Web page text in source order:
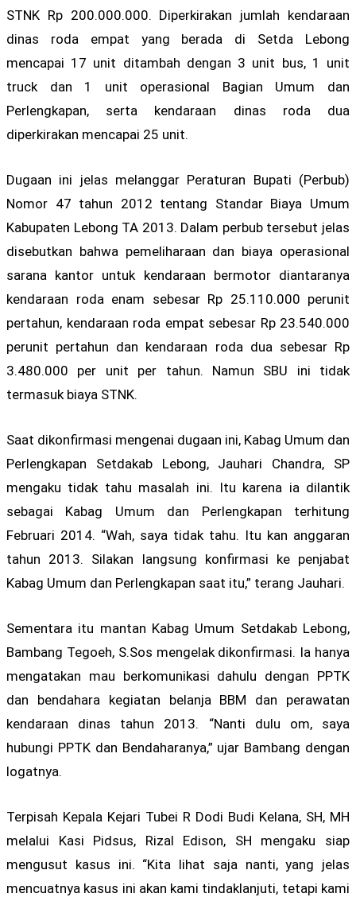
STNK Rp 200.000.000. Diperkirakan jumlah kendaraan
dinas roda empat yang berada di Setda Lebong
mencapai 17 unit ditambah dengan 3 unit bus, 1 unit
truck dan 1 unit operasional Bagian Umum dan
Perlengkapan, serta kendaraan dinas roda dua
diperkirakan mencapai 25 unit.
Dugaan ini jelas melanggar Peraturan Bupati (Perbub)
Nomor 47 tahun 2012 tentang Standar Biaya Umum
Kabupaten Lebong TA 2013. Dalam perbub tersebut jelas
disebutkan bahwa pemeliharaan dan biaya operasional
sarana kantor untuk kendaraan bermotor diantaranya
kendaraan roda enam sebesar Rp 25.110.000 perunit
pertahun, kendaraan roda empat sebesar Rp 23.540.000
perunit pertahun dan kendaraan roda dua sebesar Rp
3.480.000 per unit per tahun. Namun SBU ini tidak
termasuk biaya STNK.
Saat dikonfirmasi mengenai dugaan ini, Kabag Umum dan
Perlengkapan Setdakab Lebong, Jauhari Chandra, SP
mengaku tidak tahu masalah ini. Itu karena ia dilantik
sebagai Kabag Umum dan Perlengkapan terhitung
Februari 2014. “Wah, saya tidak tahu. Itu kan anggaran
tahun 2013. Silakan langsung konfirmasi ke penjabat
Kabag Umum dan Perlengkapan saat itu,” terang Jauhari.
Sementara itu mantan Kabag Umum Setdakab Lebong,
Bambang Tegoeh, S.Sos mengelak dikonfirmasi. Ia hanya
mengatakan mau berkomunikasi dahulu dengan PPTK
dan bendahara kegiatan belanja BBM dan perawatan
kendaraan dinas tahun 2013. “Nanti dulu om, saya
hubungi PPTK dan Bendaharanya,” ujar Bambang dengan
logatnya.
Terpisah Kepala Kejari Tubei R Dodi Budi Kelana, SH, MH
melalui Kasi Pidsus, Rizal Edison, SH mengaku siap
mengusut kasus ini. “Kita lihat saja nanti, yang jelas
mencuatnya kasus ini akan kami tindaklanjuti, tetapi kami